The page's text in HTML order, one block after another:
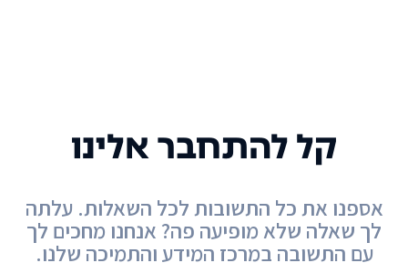
קל להתחבר אלינו
אספנו את כל התשובות לכל השאלות. עלתה
לך שאלה שלא מופיעה פה? אנחנו מחכים לך
עם התשובה במרכז המידע והתמיכה שלנו.